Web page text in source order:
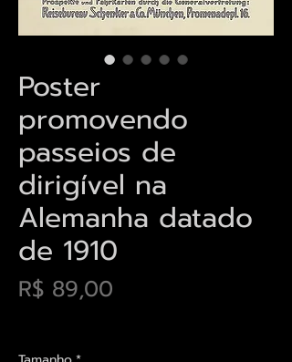
Poster
promovendo
passeios de
dirigível na
Alemanha datado
de 1910
R$ 89,00